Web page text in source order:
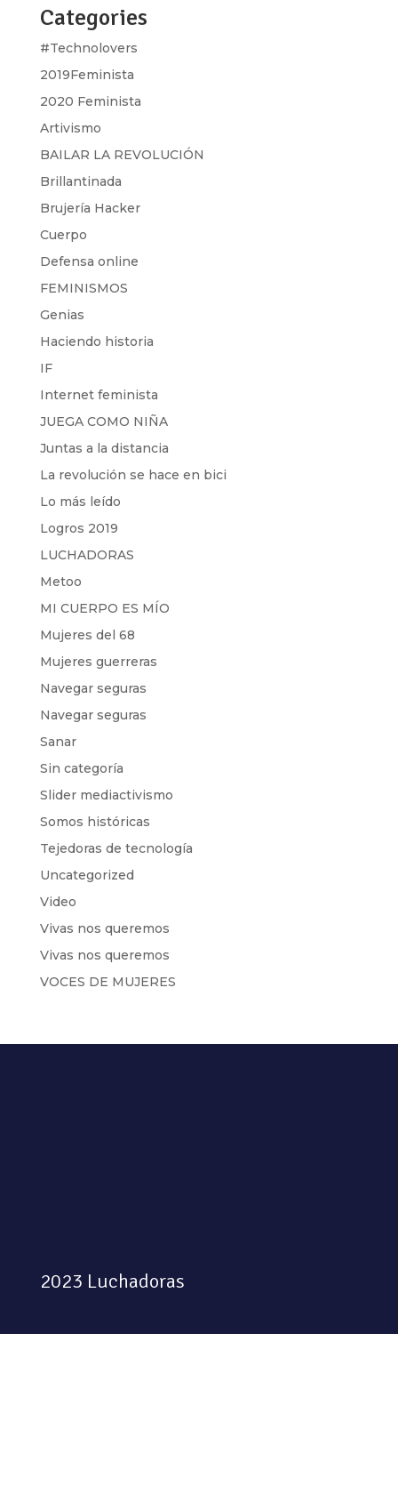
Categories
#Technolovers
2019Feminista
2020 Feminista
Artivismo
BAILAR LA REVOLUCIÓN
Brillantinada
Brujería Hacker
Cuerpo
Defensa online
FEMINISMOS
Genias
Haciendo historia
IF
Internet feminista
JUEGA COMO NIÑA
Juntas a la distancia
La revolución se hace en bici
Lo más leído
Logros 2019
LUCHADORAS
Metoo
MI CUERPO ES MÍO
Mujeres del 68
Mujeres guerreras
Navegar seguras
Navegar seguras
Sanar
Sin categoría
Slider mediactivismo
Somos históricas
Tejedoras de tecnología
Uncategorized
Video
Vivas nos queremos
Vivas nos queremos
VOCES DE MUJERES
2023 Luchadoras